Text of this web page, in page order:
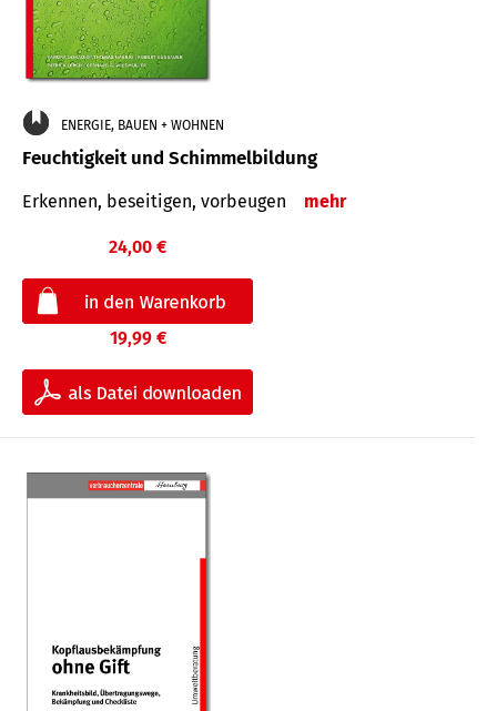
ENERGIE, BAUEN + WOHNEN
Feuchtigkeit und Schimmelbildung
Erkennen, beseitigen, vorbeugen mehr
24,00 €
19,99 €